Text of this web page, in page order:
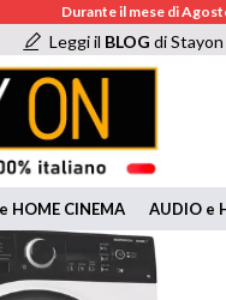
Durante il mese di
Leggi il BLOGdi
HOME CINEMA AUDIO e